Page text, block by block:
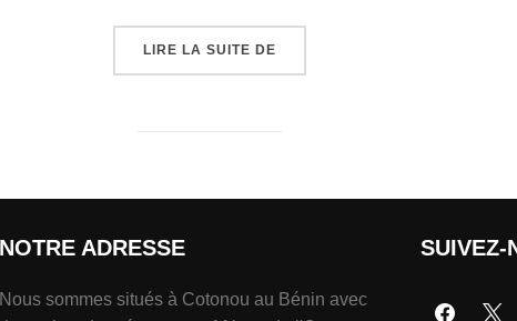
LIRE LA SUITE DE
NOTRE ADRESSE
Nous sommes situés à Cotonou au Bénin avec
SUIVEZ-